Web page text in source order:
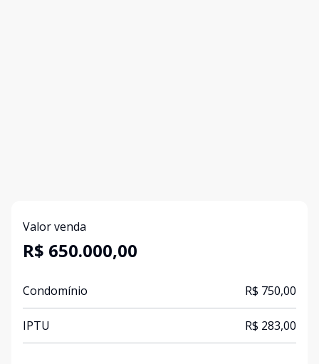
Valor venda
R$ 650.000,00
Condomínio R$ 750,00
IPTU R$ 283,00